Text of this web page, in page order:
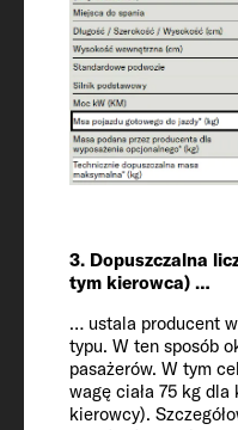
3. Dopuszczalna
tym kierowca) …
… ustala producent
typu. W ten sposób
pasażerów. W tym
wagę ciała 75 kg
kierowcy).
Podwozie /
Fiat Ducato / 2.2 /
Msa pojazdu
2935 (2788 to
Masa
określona przez
Technicznie
maksymalna* (kg)